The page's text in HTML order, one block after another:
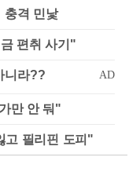
충격 민낯
편취 사기"
만 안 둬"
고 필리핀 도피"